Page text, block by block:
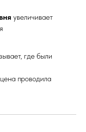
увеличивает
где были
проводила